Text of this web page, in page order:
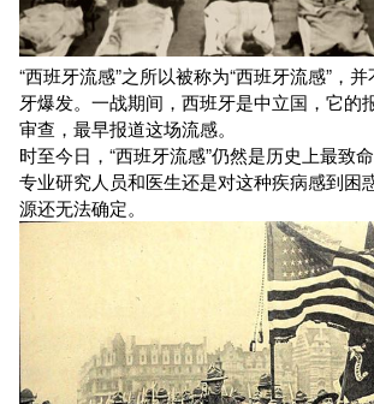
“西班牙流感”之所以被称为“西班牙流感”，
牙爆发。一战期间，西班牙是中立国，它的
审查，最早报道这场流感。
时至今日，“西班牙流感”仍然是历史上最致
专业研究人员和医生还是对这种疾病感到困
源还无法确定。